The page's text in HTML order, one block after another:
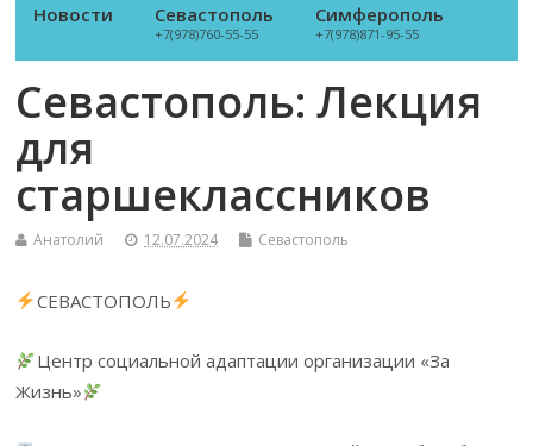
Новости Севастополь
+7(978)760-55-55
Симферополь
+7(978)871-95-55
Севастополь: Лекция
для
старшеклассников
Анатолий 12.07.2024 Севастополь
СЕВАСТОПОЛЬ
Центр социальной адаптации организации «За
Жизнь»